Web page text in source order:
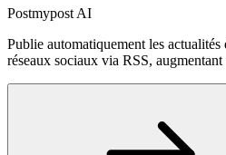
Postmypost AI
Publie automatiquement les
réseaux sociaux via RSS,